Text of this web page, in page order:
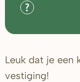
Leuk dat je een
vestiging!